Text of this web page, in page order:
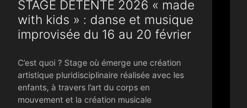
STAGE DETENTE 2026 « made
with kids » : danse et musique
improvisée du 16 au 20 février
C’est quoi ? Stage où émerge une création
artistique pluridisciplinaire réalisée avec les
enfants, à travers l’art du corps en
mouvement et la création musicale